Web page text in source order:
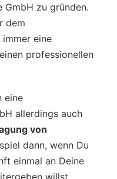
GmbH zu gründen.
dem
eine
professionellen
eine
allerdings auch
von
dann, wenn Du
einmal an Deine
willst.